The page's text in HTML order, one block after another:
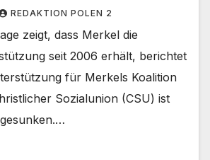
REDAKTION POLEN 2
zeigt, dass Merkel die
seit 2006 erhält, berichtet
für Merkels Koalition
Sozialunion (CSU) ist